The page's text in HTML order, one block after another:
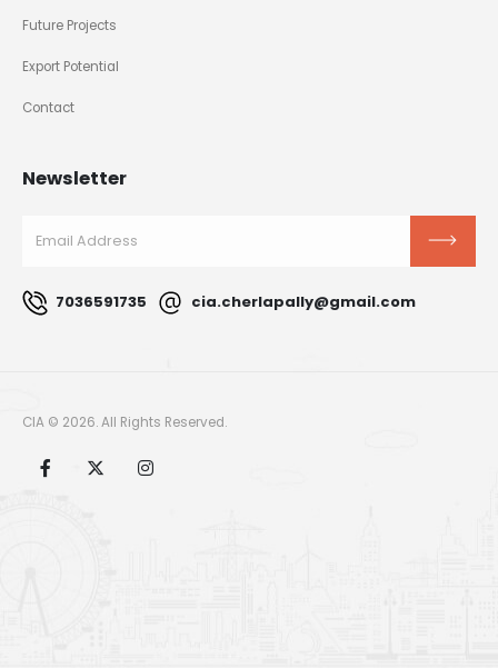
Future Projects
Export Potential
Contact
Newsletter
7036591735 cia.cherlapally@gmail.com
CIA © 2026. All Rights Reserved.